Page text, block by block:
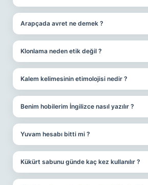
Arapçada avret ne demek ?
Klonlama neden etik değil ?
Kalem kelimesinin etimolojisi nedir ?
Benim hobilerim İngilizce nasıl yazılır ?
Yuvam hesabı bitti mi ?
Kükürt sabunu günde kaç kez kullanılır ?